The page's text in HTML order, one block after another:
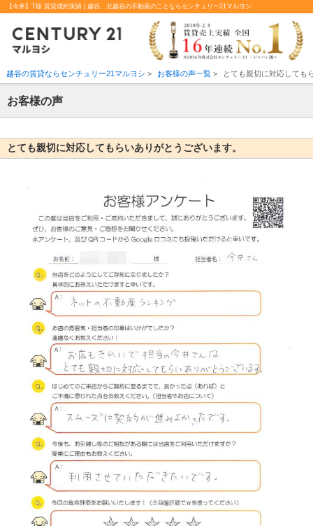
【今井】T様 賃貸成約実績 | 越谷、北越谷の不動産のことならセンチュリー21マルヨシ
越谷の賃貸ならセンチュリー21マルヨシ > お客様の声一覧> とても親切に対応しても
お客様の声
とても親切に対応してもらいありがとうございます。